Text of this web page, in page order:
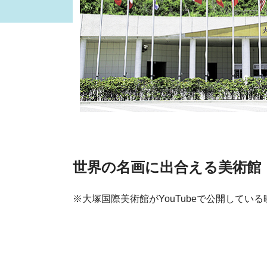
世界の名画に出合える美術館
※大塚国際美術館がYouTubeで公開している